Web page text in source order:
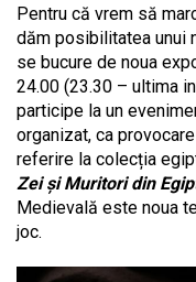
Pentru că vrem să
dăm posibilitatea unui
se bucure de noua
24.00 (23.30 – ultima
participe la un
organizat, ca
referire la colecția
Zei și Muritori din
Medievală este noua
joc.